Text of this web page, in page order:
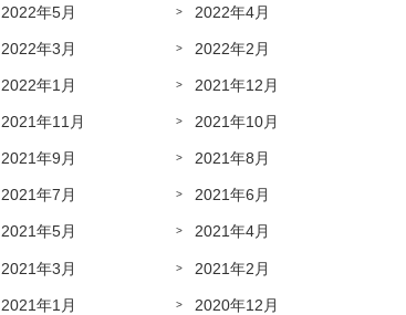
2022年5月 2022年4月
2022年3月 2022年2月
2022年1月 2021年12月
2021年11月 2021年10月
2021年9月 2021年8月
2021年7月 2021年6月
2021年5月 2021年4月
2021年3月 2021年2月
2021年1月 2020年12月